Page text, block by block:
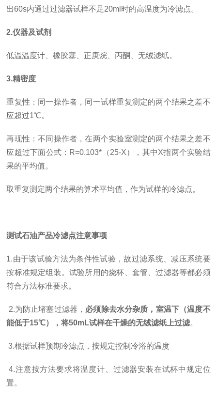
出60s内通过过滤器试样不足20ml时的高温度为冷滤点。
2.仪器及试剂
低温温度计、橡胶塞、正庚烷、丙酮、无绒滤纸。
3.精密度
重复性：同一操作者，同一试样重复测定的两个结果之差不
应超过1℃。
再现性：不同操作者，在两个实验室测定的两个结果之差不
应超过下面公式：R=0.103*（25-X），其中X指两个实验结
果的平均值。
取重复测定两个结果的算术平均值，作为试样的冷滤点。
测试石油产品冷滤点注意事项
1.由于该试验方法为条件性试验，故过滤系统、减压系统要
按标准规定组装。试验所用的烧杯、套管、过滤器等都必须
符合方法标准要求。
2.为防止堵塞过滤器， 必须除去水分杂质，室温下（温度不
能低于15℃），将50mL试样在干燥的无绒滤纸上过滤。
3.根据试样预期冷滤点，按规定控制冷浴的温度
4.注意按方法要求将温度计、过滤器安装在试杯中规定位
置。